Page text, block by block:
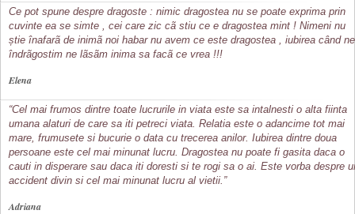
Ce pot spune despre dragoste : nimic dragostea nu se poate exprima prin
cuvinte ea se simte , cei care zic cã stiu ce e dragostea mint ! Nimeni nu
știe înafarã de inimã noi habar nu avem ce este dragostea , iubirea când ne
îndrãgostim ne lãsãm inima sa facã ce vrea !!!
Elena
“Cel mai frumos dintre toate lucrurile in viata este sa intalnesti o alta fiinta
umana alaturi de care sa iti petreci viata. Relatia este o adancime tot mai
mare, frumusete si bucurie o data cu trecerea anilor. Iubirea dintre doua
persoane este cel mai minunat lucru. Dragostea nu poate fi gasita daca o
cauti in disperare sau daca iti doresti si te rogi sa o ai. Este vorba despre
accident divin si cel mai minunat lucru al vietii.”
Adriana